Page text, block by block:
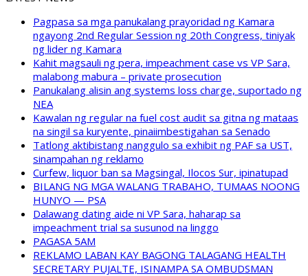
Pagpasa sa mga panukalang prayoridad ng Kamara
ngayong 2nd Regular Session ng 20th Congress, tiniyak
ng lider ng Kamara
Kahit magsauli ng pera, impeachment case vs VP Sara,
malabong mabura – private prosecution
Panukalang alisin ang systems loss charge, suportado ng
NEA
Kawalan ng regular na fuel cost audit sa gitna ng mataas
na singil sa kuryente, pinaiimbestigahan sa Senado
Tatlong aktibistang nanggulo sa exhibit ng PAF sa UST,
sinampahan ng reklamo
Curfew, liquor ban sa Magsingal, Ilocos Sur, ipinatupad
BILANG NG MGA WALANG TRABAHO, TUMAAS NOONG
HUNYO — PSA
Dalawang dating aide ni VP Sara, haharap sa
impeachment trial sa susunod na linggo
PAGASA 5AM
REKLAMO LABAN KAY BAGONG TALAGANG HEALTH
SECRETARY PUJALTE, ISINAMPA SA OMBUDSMAN